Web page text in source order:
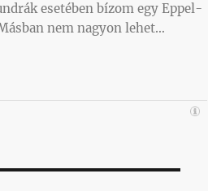
esetében bízom egy Eppel-
nem nagyon lehet…